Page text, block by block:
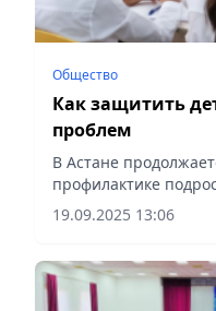
Общество
Как защитить
проблем
В Астане
профилактике
рамках нарратива
Vecher.kz.
19.09.2025 13:06